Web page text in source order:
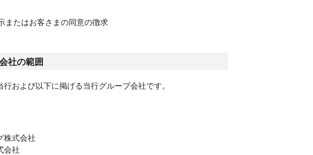
またはお客さまの同意の徴求
社の範囲
および以下に掲げる当行グループ会社です。
株式会社
会社